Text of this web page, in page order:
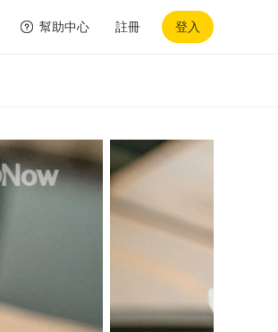
幫助中心 註冊 登入